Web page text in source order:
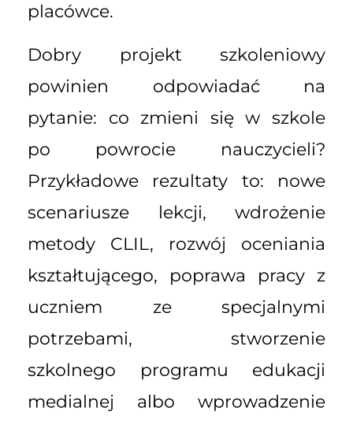
placówce.
Dobry projekt szkoleniowy
powinien odpowiadać na
pytanie: co zmieni się w szkole
po powrocie nauczycieli?
Przykładowe rezultaty to: nowe
scenariusze lekcji, wdrożenie
metody CLIL, rozwój oceniania
kształtującego, poprawa pracy z
uczniem ze specjalnymi
potrzebami, stworzenie
szkolnego programu edukacji
medialnej albo wprowadzenie